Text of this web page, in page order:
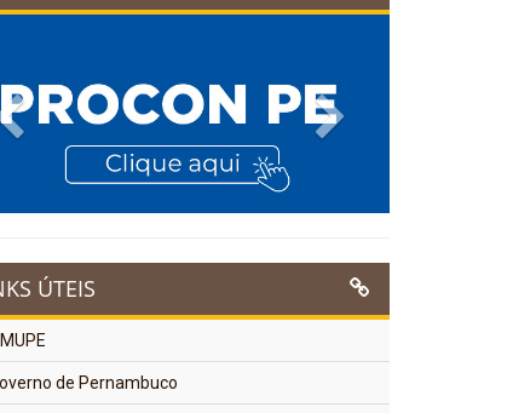
Previous
ÚTEIS
de Pernambuco